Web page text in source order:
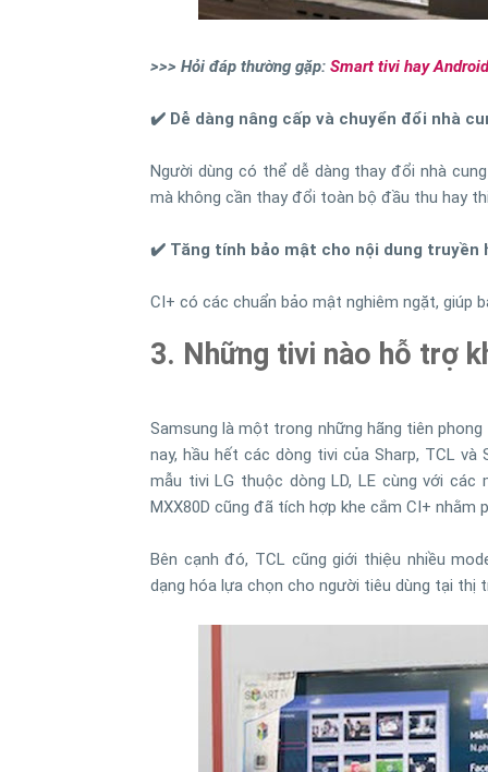
>>> Hỏi đáp thường gặp: Smart tivi hay
✔️ Dễ dàng nâng cấp và chuyển đổi nhà
Người dùng có thể dễ dàng thay đổi nhà
mà không cần thay đổi toàn bộ đầu thu hay
✔️ Tăng tính bảo mật cho nội dung truyền
CI+ có các chuẩn bảo mật nghiêm ngặt, giúp
3. Những tivi nào hỗ trợ
Samsung là một trong những hãng tiên
nay, hầu hết các dòng tivi của Sharp, TCL
mẫu tivi LG thuộc dòng LD, LE cùng với các
MXX80D cũng đã tích hợp khe cắm CI+ nhằm
Bên cạnh đó, TCL cũng giới thiệu nhiều
dạng hóa lựa chọn cho người tiêu dùng tại thị